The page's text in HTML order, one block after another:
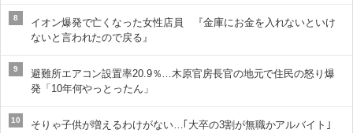
8
イオン爆発で亡くなった女性店員 『金庫にお金を入れないといけ
ないと言われたので戻る』
9
避難所エアコン設置率20.9％…木原官房長官の地元で住民の怒り爆
発「10年何やっとったん」
10
そりゃ子供が増えるわけがない…｢大卒の3割が無職かアルバイト｣